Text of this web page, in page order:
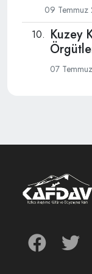
09 Temmuz
Kuzey
07